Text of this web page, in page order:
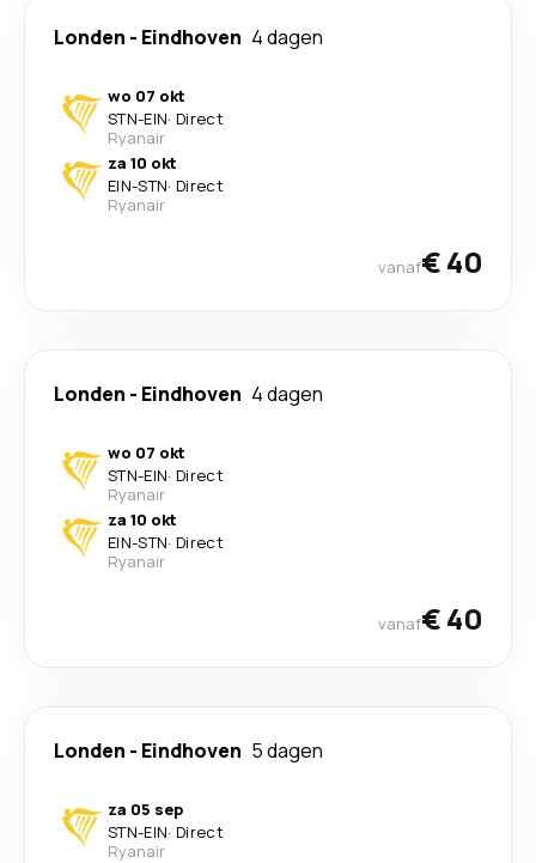
Londen - Eindhoven 4 dagen
wo 07 okt
STN-EIN· Direct
Ryanair
za 10 okt
EIN-STN· Direct
Ryanair
vanaf€ 40
Londen - Eindhoven 4 dagen
wo 07 okt
STN-EIN· Direct
Ryanair
za 10 okt
EIN-STN· Direct
Ryanair
vanaf€ 40
Londen - Eindhoven 5 dagen
za 05 sep
STN-EIN· Direct
Ryanair